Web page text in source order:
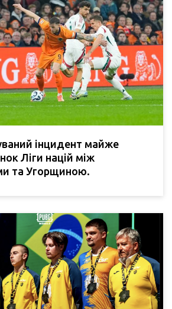
інцидент майже
Ліги націй між
та Угорщиною.